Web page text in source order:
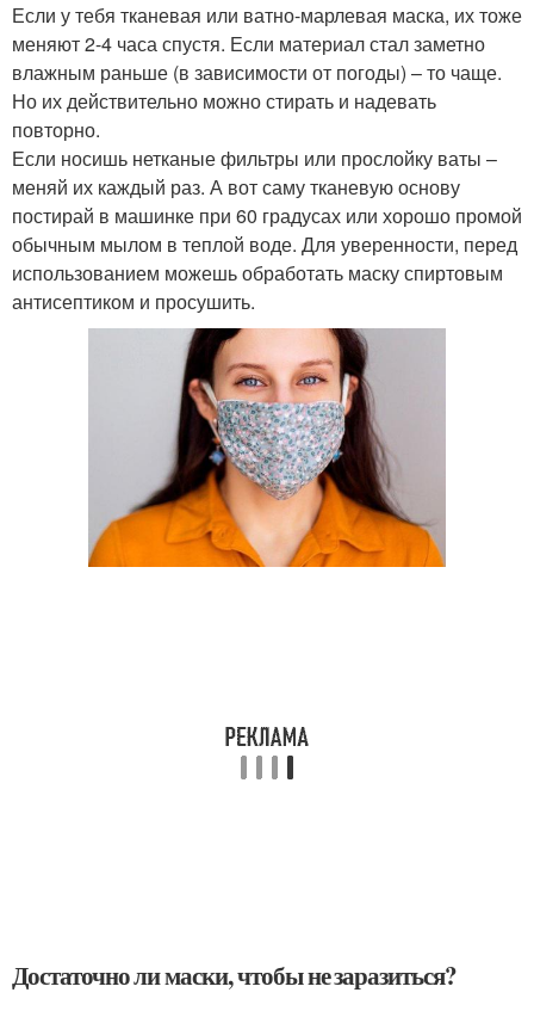
Если у тебя тканевая или ватно-марлевая маска, их тоже
меняют 2-4 часа спустя. Если материал стал заметно
влажным раньше (в зависимости от погоды) – то чаще.
Но их действительно можно стирать и надевать
повторно.
Если носишь нетканые фильтры или прослойку ваты –
меняй их каждый раз. А вот саму тканевую основу
постирай в машинке при 60 градусах или хорошо промой
обычным мылом в теплой воде. Для уверенности, перед
использованием можешь обработать маску спиртовым
антисептиком и просушить.
Достаточно ли маски, чтобы не заразиться?